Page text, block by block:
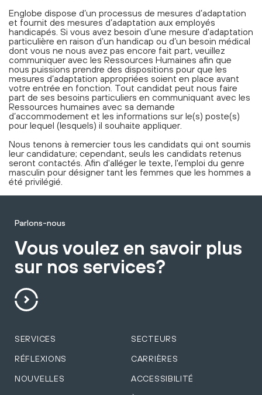
Englobe dispose d’un processus de mesures d’adaptation
et fournit des mesures d’adaptation aux employés
handicapés. Si vous avez besoin d’une mesure d'adaptation
particulière en raison d’un handicap ou d’un besoin médical
dont vous ne nous avez pas encore fait part, veuillez
communiquer avec les Ressources Humaines afin que
nous puissions prendre des dispositions pour que les
mesures d’adaptation appropriées soient en place avant
votre entrée en fonction. Tout candidat peut nous faire
part de ses besoins particuliers en communiquant avec les
Ressources humaines avec sa demande
d’accommodement et les informations sur le(s) poste(s)
pour lequel (lesquels) il souhaite appliquer.
Nous tenons à remercier tous les candidats qui ont soumis
leur candidature; cependant, seuls les candidats retenus
seront contactés. Afin d'alléger le texte, l'emploi du genre
masculin pour désigner tant les femmes que les hommes a
été privilégié.
Parlons-nous
Vous voulez en savoir plus
sur nos services?
SERVICES SECTEURS
RÉFLEXIONS CARRIÈRES
NOUVELLES ACCESSIBILITÉ